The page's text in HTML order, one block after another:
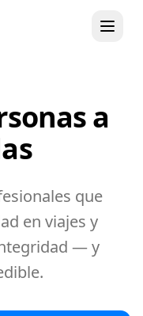
a
que
en viajes y
— y